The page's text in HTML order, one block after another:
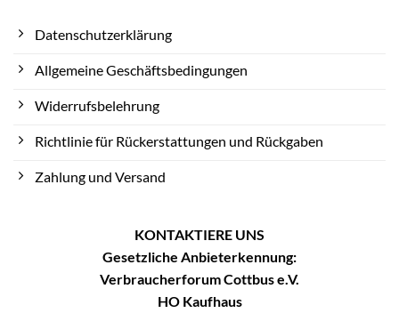
Datenschutzerklärung
Allgemeine Geschäftsbedingungen
Widerrufsbelehrung
Richtlinie für Rückerstattungen und Rückgaben
Zahlung und Versand
KONTAKTIERE UNS
Gesetzliche Anbieterkennung:
Verbraucherforum Cottbus e.V.
HO Kaufhaus